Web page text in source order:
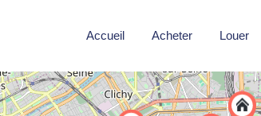
Accueil Acheter Louer